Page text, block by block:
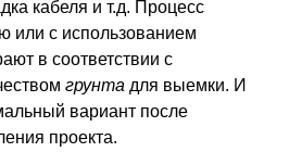
кабеля и т.д. Процесс
или с использованием
в соответствии с
грунта для выемки. И
вариант после
проекта.